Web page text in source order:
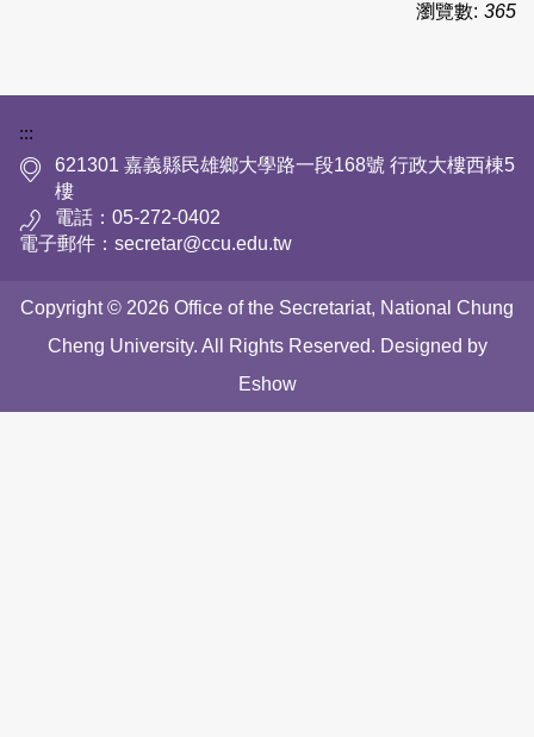
瀏覽數: 365
:::
621301 嘉義縣民雄鄉大學路一段168號 行政大樓西棟5
樓
電話：05-272-0402
電子郵件：secretar@ccu.edu.tw
Copyright © 2026 Office of the Secretariat, National Chung
Cheng University. All Rights Reserved. Designed by
Eshow